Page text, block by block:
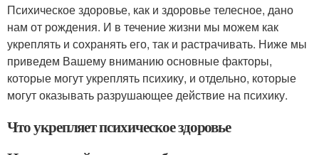
Психическое здоровье, как и здоровье телесное, дано
нам от рождения. И в течение жизни мы можем как
укреплять и сохранять его, так и растрачивать. Ниже мы
приведем Вашему вниманию основные факторы,
которые могут укреплять психику, и отдельно, которые
могут оказывать разрушающее действие на психику.
Что укрепляет психическое здоровье